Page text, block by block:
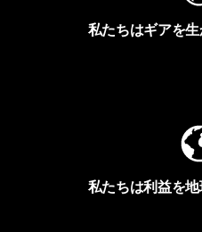
私たちはギアを生
私たちは利益を地